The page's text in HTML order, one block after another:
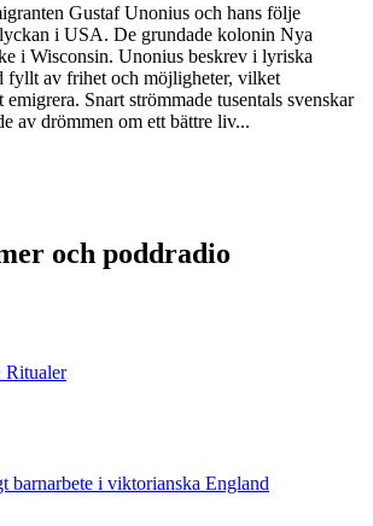
Gustaf Unonius och hans följe
i USA. De grundade kolonin Nya
i Wisconsin. Unonius beskrev i lyriska
fyllt av frihet och möjligheter, vilket
emigrera. Snart strömmade tusentals svenskar
av drömmen om ett bättre liv...
och poddradio
Ritualer
barnarbete i viktorianska England